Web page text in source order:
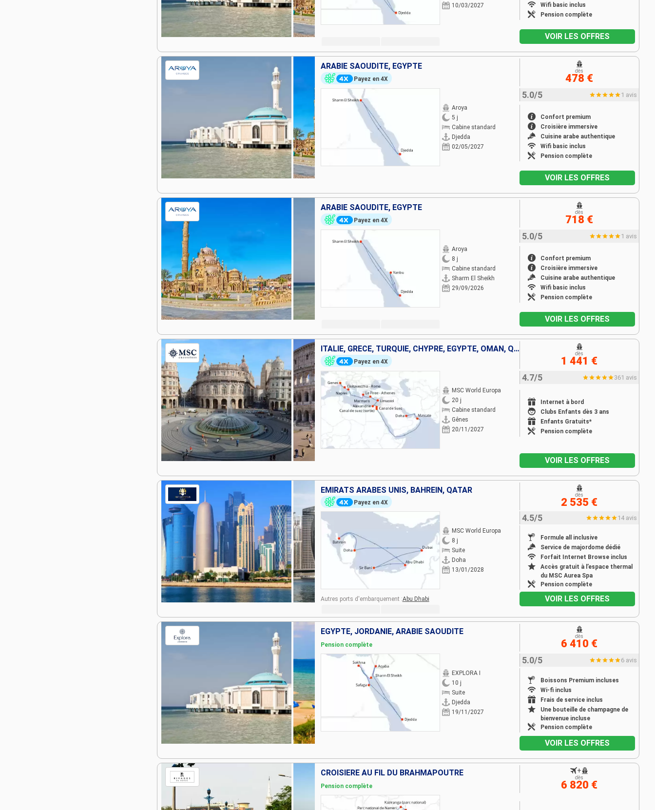
10/03/2027
Wifi basic inclus
Pension complète
VOIR LES OFFRES
ARABIE SAOUDITE, EGYPTE
Payez en 4X
Aroya
5 j
Cabine standard
Djedda
02/05/2027
5.0/5 1 avis
Confort premium
Croisière immersive
Cuisine arabe authentique
Wifi basic inclus
Pension complète
dès
478 €
VOIR LES OFFRES
ARABIE SAOUDITE, EGYPTE
Payez en 4X
Aroya
8 j
Cabine standard
Sharm El Sheikh
29/09/2026
5.0/5 1 avis
Confort premium
Croisière immersive
Cuisine arabe authentique
Wifi basic inclus
Pension complète
dès
718 €
VOIR LES OFFRES
ITALIE, GRÈCE, TURQUIE, CHYPRE, EGYPTE, OMAN, QATAR
Payez en 4X
MSC World Europa
20 j
Cabine standard
Gênes
20/11/2027
4.7/5 361 avis
Internet à bord
Clubs Enfants dès 3 ans
Enfants Gratuits*
Pension complète
dès
1 441 €
VOIR LES OFFRES
EMIRATS ARABES UNIS, BAHREIN, QATAR
Payez en 4X
MSC World Europa
8 j
Suite
Doha
13/01/2028
4.5/5 14 avis
Formule all inclusive
Service de majordome dédié
Forfait Internet Browse inclus
Accès gratuit à l’espace thermal
du MSC Aurea Spa
Pension complète
dès
2 535 €
Autres ports d'embarquement :Abu Dhabi VOIR LES OFFRES
EGYPTE, JORDANIE, ARABIE SAOUDITE
Pension complète
EXPLORA I
10 j
Suite
Djedda
19/11/2027
5.0/5 6 avis
Boissons Premium incluses
Wi-fi inclus
Frais de service inclus
Une bouteille de champagne de
bienvenue incluse
Pension complète
dès
6 410 €
VOIR LES OFFRES
CROISIÈRE AU FIL DU BRAHMAPOUTRE
Pension complète
+
dès
6 820 €